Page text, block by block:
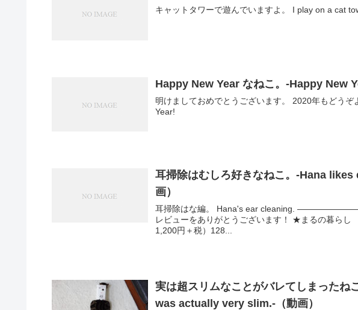
キャットタワーで遊んでいますよ。 I play on a cat
Happy New Year なねこ。-Happy New
明けましておめでとうございます。 2020年もどうぞよろし
Year!
耳掃除はむしろ好きなねこ。-Hana
画）
耳掃除はな編。 Hana's ear cleaning. ———————————————————— たくさんの
レビューをありがとうございます！ ★まるの暮らし 発売中です★宝島社定価1,320円（本体
1,200円＋税）128...
実は超スリムなことがバレてしまった
was actually very slim.-（動画）